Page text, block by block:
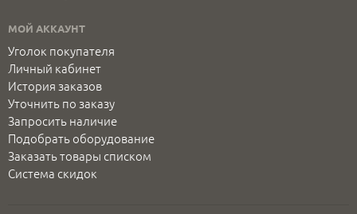
МОЙ АККАУНТ
Уголок покупателя
Личный кабинет
История заказов
Уточнить по заказу
Запросить наличие
Подобрать оборудование
Заказать товары списком
Система скидок